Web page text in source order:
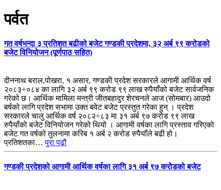
पर्वत
गत वर्षभन्दा ३ प्रतिशत बढीको बजेट गण्डकी प्रदेशमा, ३२ अर्ब ९९ करोडको
बजेट विनियोजन (पूर्णपाठ सहित)
दीननाथ बराल,पोखरा, १ असार, गण्डकी प्रदेश सरकारले आगामी आर्थिक वर्ष
२०८३÷०८४ का लागि ३२ अर्ब ९९ करोड ९९ लाख रुपैयाँको बजेट सार्वजनिक
गरेको छ। आर्थिक मामिला मन्त्री जीतबहादुर शेरचनले आज (सोमबार) आउदो
बर्षको लागि प्रदेश सभामा उक्त बवेट बजेट प्रस्तुत गरेका हुन् । प्रदेश
सरकारले चालु आर्थिक वर्ष २०८२÷८३ मा ३१ अर्ब ९७ करोड ९९ लाख
रुपैयाँको बजेट विनियोजन गरेको थियो । आगामी वर्षका लागि प्रस्ताव गरिएको
बजेट गत वर्षको तुलनामा करिब १ अर्ब २ करोड रुपैयाँले बढी हो।
प्रतिशतका…पुरा पढौ
गण्डकी प्रदेशको आगामी आर्थिक वर्षका लागि ३१ अर्ब ९७ करोडको बजेट